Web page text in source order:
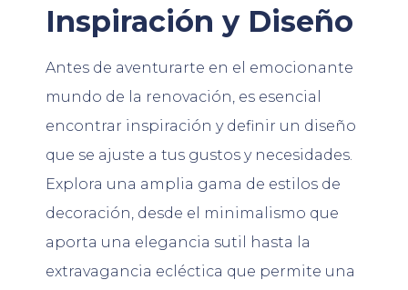
Inspiración y Diseño
Antes de aventurarte en el emocionante
mundo de la renovación, es esencial
encontrar inspiración y definir un diseño
que se ajuste a tus gustos y necesidades.
Explora una amplia gama de estilos de
decoración, desde el minimalismo que
aporta una elegancia sutil hasta la
extravagancia ecléctica que permite una